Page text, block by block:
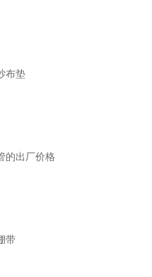
布垫
的出厂价格
带